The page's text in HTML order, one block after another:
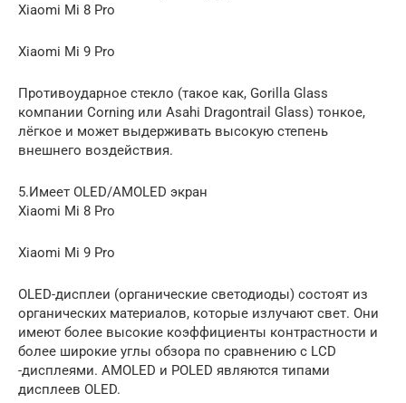
Xiaomi Mi 8 Pro
Xiaomi Mi 9 Pro
Противоударное стекло (такое как, Gorilla Glass
компании Corning или Asahi Dragontrail Glass) тонкое,
лёгкое и может выдерживать высокую степень
внешнего воздействия.
5.Имеет OLED/AMOLED экран
Xiaomi Mi 8 Pro
Xiaomi Mi 9 Pro
OLED-дисплеи (органические светодиоды) состоят из
органических материалов, которые излучают свет. Они
имеют более высокие коэффициенты контрастности и
более широкие углы обзора по сравнению с LCD
-дисплеями. AMOLED и POLED являются типами
дисплеев OLED.